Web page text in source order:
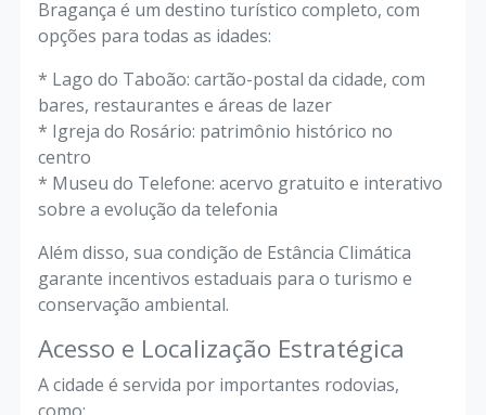
Bragança é um destino turístico completo, com
opções para todas as idades:
* Lago do Taboão: cartão-postal da cidade, com
bares, restaurantes e áreas de lazer
* Igreja do Rosário: patrimônio histórico no
centro
* Museu do Telefone: acervo gratuito e interativo
sobre a evolução da telefonia
Além disso, sua condição de Estância Climática
garante incentivos estaduais para o turismo e
conservação ambiental.
Acesso e Localização Estratégica
A cidade é servida por importantes rodovias,